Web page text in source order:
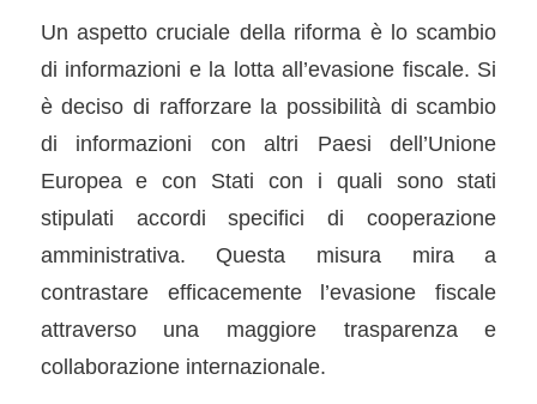
Un aspetto cruciale della riforma è lo scambio
di informazioni e la lotta all’evasione fiscale. Si
è deciso di rafforzare la possibilità di scambio
di informazioni con altri Paesi dell’Unione
Europea e con Stati con i quali sono stati
stipulati accordi specifici di cooperazione
amministrativa. Questa misura mira a
contrastare efficacemente l’evasione fiscale
attraverso una maggiore trasparenza e
collaborazione internazionale.